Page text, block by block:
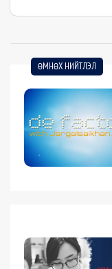
ӨМНӨХ НИЙТЛЭЛ